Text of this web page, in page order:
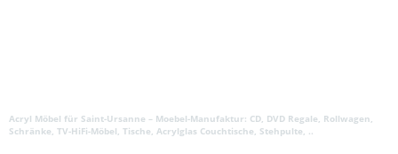
Acryl Möbel für Saint-Ursanne – Moebel-Manufaktur: CD, DVD Regale, Rollwagen,
Schränke, TV-HiFi-Möbel, Tische, Acrylglas Couchtische, Stehpulte, ..